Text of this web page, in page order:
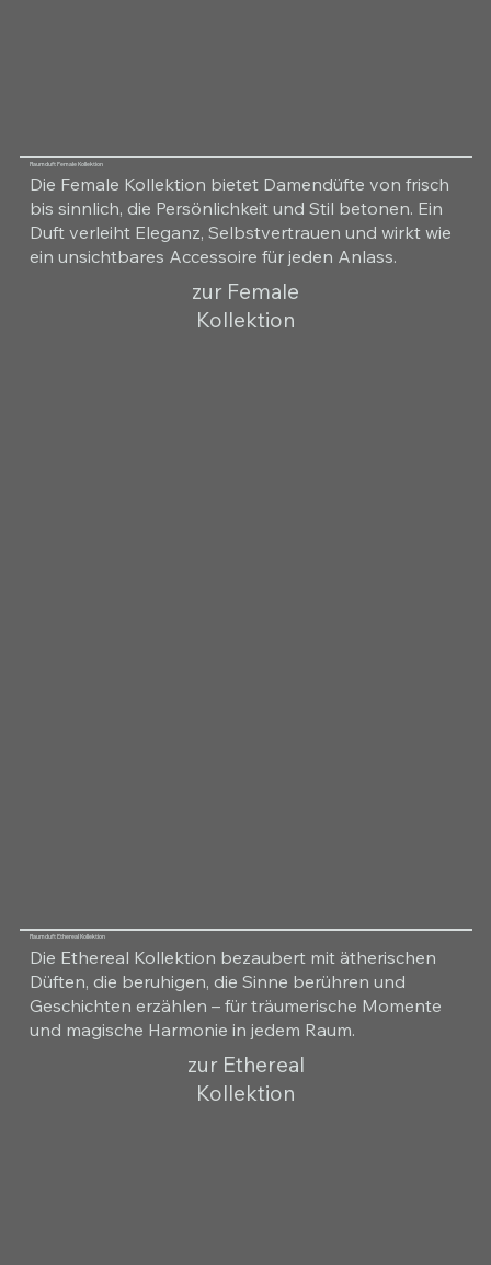
Raumduft Female Kollektion
Die Female Kollektion bietet Damendüfte von frisch
bis sinnlich, die Persönlichkeit und Stil betonen. Ein
Duft verleiht Eleganz, Selbstvertrauen und wirkt wie
ein unsichtbares Accessoire für jeden Anlass.
zur Female
Kollektion
Raumduft Ethereal Kollektion
Die Ethereal Kollektion bezaubert mit ätherischen
Düften, die beruhigen, die Sinne berühren und
Geschichten erzählen – für träumerische Momente
und magische Harmonie in jedem Raum.
zur Ethereal
Kollektion